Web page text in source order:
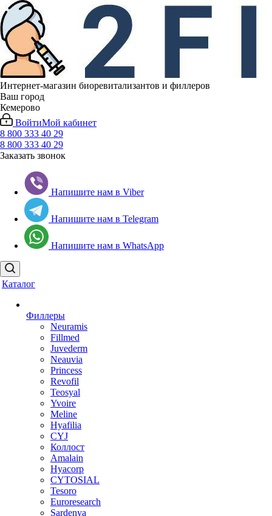
Интернет-магазин биоревитализантов и филлеров
Ваш город
Кемерово
ВойтиМой кабинет
8 800 333 40 29
8 800 333 40 29
Заказать звонок
Напишите нам в Viber
Напишите нам в Telegram
Напишите нам в WhatsApp
Каталог
Филлеры
Neuramis
Fillmed
Juvederm
Neauvia
Princess
Revofil
Teosyal
Yvoire
Meline
Hyafilia
CYJ
Коллост
Amalain
Hyacorp
CYTOSIAL
Tesoro
Euroresearch
Sardenya